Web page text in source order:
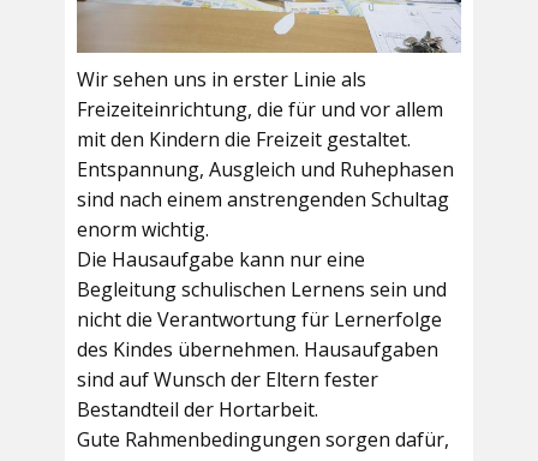
Wir sehen uns in erster Linie als
Freizeiteinrichtung, die für und vor allem
mit den Kindern die Freizeit gestaltet.
Entspannung, Ausgleich und Ruhephasen
sind nach einem anstrengenden Schultag
enorm wichtig.
Die Hausaufgabe kann nur eine
Begleitung schulischen Lernens sein und
nicht die Verantwortung für Lernerfolge
des Kindes übernehmen. Hausaufgaben
sind auf Wunsch der Eltern fester
Bestandteil der Hortarbeit.
Gute Rahmenbedingungen sorgen dafür,